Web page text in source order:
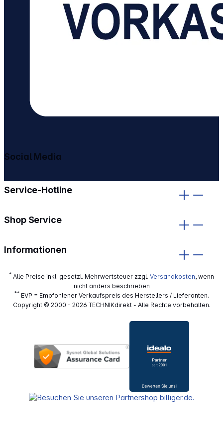
Service-Hotline
Shop Service
Informationen
Social Media
* Alle Preise inkl. gesetzl. Mehrwertsteuer zzgl. Versandkosten, wenn
nicht anders beschrieben
**EVP = Empfohlener Verkaufspreis des Herstellers / Lieferanten.
Copyright © 2000 - 2026 TECHNIKdirekt - Alle Rechte vorbehalten.